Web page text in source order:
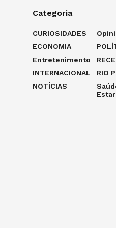
Categoria
CURIOSIDADES
ECONOMIA
Entretenimento
INTERNACIONAL
NOTÍCIAS
RIO
Estar